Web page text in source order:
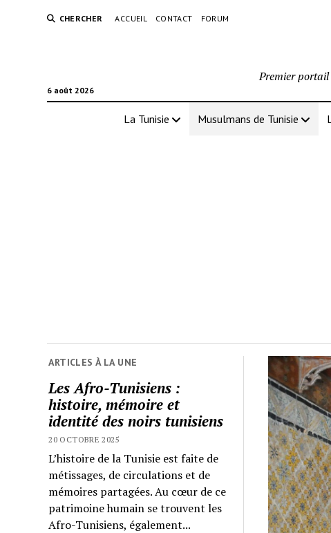
CHERCHER ACCUEIL CONTACT FORUM
6 août 2026
Premier
La Tunisie Musulmans de Tunisie
ARTICLES À LA UNE
Les Afro-Tunisiens :
histoire, mémoire et
identité des noirs tunisiens
20 OCTOBRE 2025
L’histoire de la Tunisie est faite de
métissages, de circulations et de
mémoires partagées. Au cœur de ce
patrimoine humain se trouvent les
Afro-Tunisiens, également...